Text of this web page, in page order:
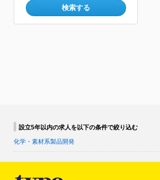
検索する
設立5年以内の求人を以下の条件で絞り込む
化学・素材系製品開発